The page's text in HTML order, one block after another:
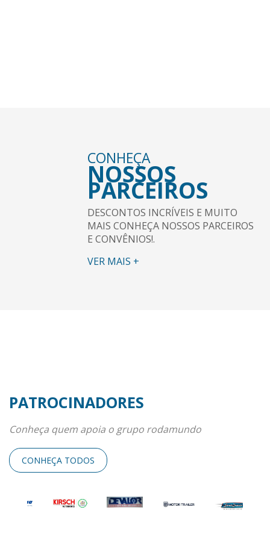
CONHEÇA
NOSSOS
PARCEIROS
DESCONTOS INCRÍVEIS E MUITO
MAIS CONHEÇA NOSSOS PARCEIROS
E CONVÊNIOS!.
VER MAIS +
PATROCINADORES
Conheça quem apoia o grupo rodamundo
CONHEÇA TODOS